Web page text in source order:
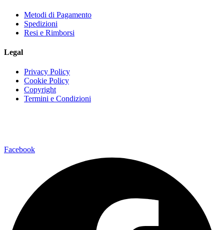
Metodi di Pagamento
Spedizioni
Resi e Rimborsi
Legal
Privacy Policy
Cookie Policy
Copyright
Termini e Condizioni
Facebook